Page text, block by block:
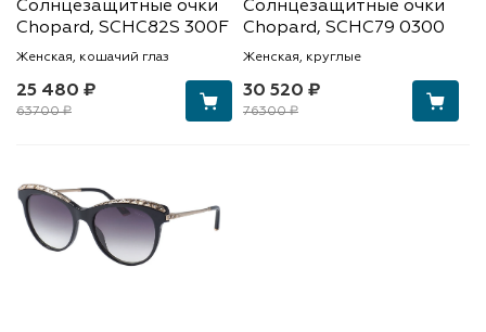
25 480 ₽
63700 ₽
Солнцезащитные очки
Chopard, SCHC82S 300F
Женская, кошачий глаз
30 520 ₽
76300 ₽
Солнцезащитные очки
Chopard, SCHC79 0300
Женская, круглые